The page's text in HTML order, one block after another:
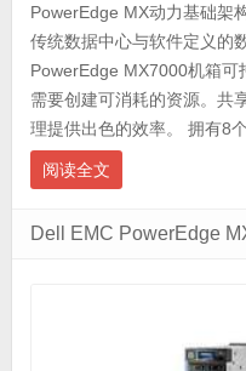
PowerEdge MX动力基础架
传统数据中心与软件定义的
PowerEdge MX7000机箱
需要创建可消耗的资源。共
理提供出色的效率。 拥有8个
阅读全文
Dell EMC PowerEdge